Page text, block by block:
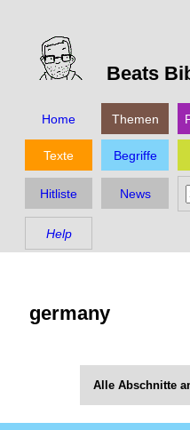
Beats
Home Themen
Texte Begriffe
Hitliste News
Help
germany
Alle Abschnitte